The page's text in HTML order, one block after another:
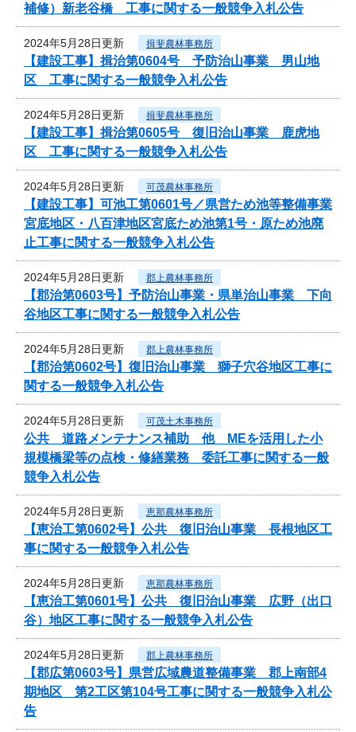
補修）新老谷橋 工事に関する一般競争入札公告
2024年5月28日更新 揖斐農林事務所
【建設工事】揖治第0604号 予防治山事業 男山地
区 工事に関する一般競争入札公告
2024年5月28日更新 揖斐農林事務所
【建設工事】揖治第0605号 復旧治山事業 鹿虎地
区 工事に関する一般競争入札公告
2024年5月28日更新 可茂農林事務所
【建設工事】可池工第0601号／県営ため池等整備事業
宮底地区・八百津地区宮底ため池第1号・原ため池廃
止工事に関する一般競争入札公告
2024年5月28日更新 郡上農林事務所
【郡治第0603号】予防治山事業・県単治山事業 下向
谷地区工事に関する一般競争入札公告
2024年5月28日更新 郡上農林事務所
【郡治第0602号】復旧治山事業 獅子穴谷地区工事に
関する一般競争入札公告
2024年5月28日更新 可茂土木事務所
公共 道路メンテナンス補助 他 MEを活用した小
規模橋梁等の点検・修繕業務 委託工事に関する一般
競争入札公告
2024年5月28日更新 恵那農林事務所
【恵治工第0602号】公共 復旧治山事業 長根地区工
事に関する一般競争入札公告
2024年5月28日更新 恵那農林事務所
【恵治工第0601号】公共 復旧治山事業 広野（出口
谷）地区工事に関する一般競争入札公告
2024年5月28日更新 郡上農林事務所
【郡広第0603号】県営広域農道整備事業 郡上南部4
期地区 第2工区第104号工事に関する一般競争入札公
告